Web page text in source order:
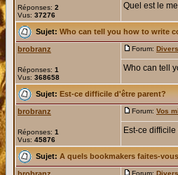
Réponses: 2
Vus: 37276
Quel est le
Sujet:Who can tell you how to write
brobranz
Réponses: 1
Vus: 368658
Forum: Divers
Who can tell
Sujet:Est-ce difficile d'être parent?
brobranz
Réponses: 1
Vus: 45876
Forum: Vos
Est-ce
Sujet:A quels bookmakers faites-
Forum: Divers